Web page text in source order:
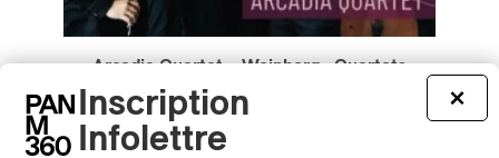
Arcadia Quartet – Weinberg : Quartets
nos 6, 13 and 15
Arcadia Quartet – Weinberg : Quartets nos 6, 13
×
Inscription
Infolettre